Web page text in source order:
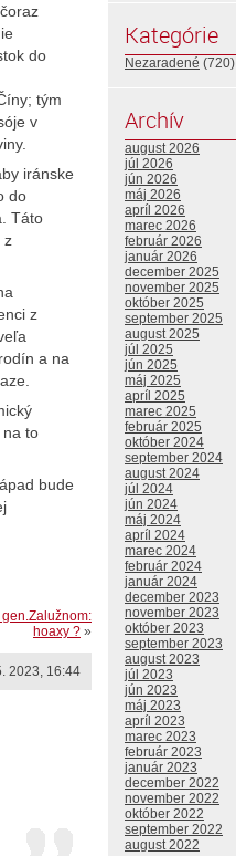
do
tým
v
iránske
do
Táto
z
z
a na
na to
bude
hoaxy ? »
2023, 16:44
Kategórie
Nezaradené (720)
Archív
august 2026
júl 2026
jún 2026
máj 2026
apríl 2026
marec 2026
február 2026
január 2026
december 2025
november 2025
október 2025
september 2025
august 2025
júl 2025
jún 2025
máj 2025
apríl 2025
marec 2025
február 2025
október 2024
september 2024
august 2024
júl 2024
jún 2024
máj 2024
apríl 2024
marec 2024
február 2024
január 2024
december 2023
november 2023
október 2023
september 2023
august 2023
júl 2023
jún 2023
máj 2023
apríl 2023
marec 2023
február 2023
január 2023
december 2022
november 2022
október 2022
september 2022
august 2022